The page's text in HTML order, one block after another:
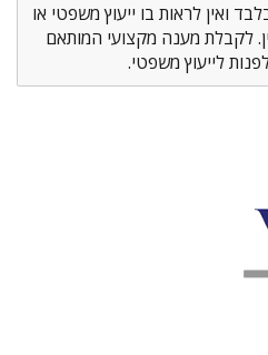
ואין לראות בו ייעוץ משפטי או
לקבלת מענה מקצועי המותאם
לייעוץ משפטי.